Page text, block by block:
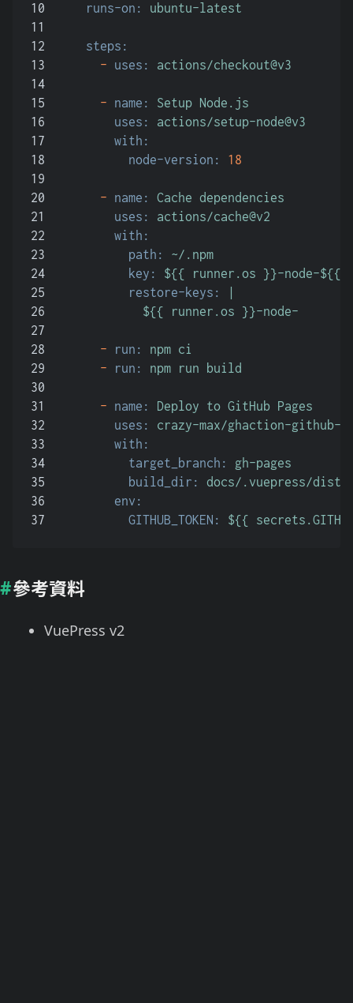
10
11
12
13
14
15
16
17
18
19
20
21
22
23
24
25
26
27
28
29
30
31
32
33
34
35
36
37
runs-on:
ubuntu-latest
steps:
-
uses: actions/checkout@v3
- name: Setup Node.js
uses:
actions/setup-node@v3
with:
node-version:
18
- name: Cache dependencies
uses:
actions/cache@v2
with:
path:
~/.npm
key:
${{ runner.os }}-node-${{
restore-keys:
            ${{ runner.os }}-node-
- run: npm ci
-
run: npm run build
- name: Deploy to GitHub Pages
uses:
crazy-max/ghaction-github-
with:
target_branch:
gh-pages
build_dir:
docs/.vuepress/dist
env:
GITHUB_TOKEN:
${{
參考資料
VuePress v2